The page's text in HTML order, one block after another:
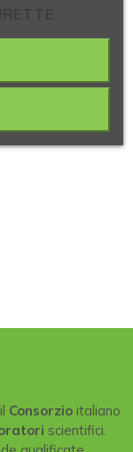
, il Consorzioitaliano
scientifici.